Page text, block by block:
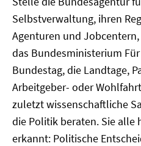
Selbstverwaltung, ihren
Agenturen und
das Bundesministerium
Bundestag, die Landtage,
Arbeitgeber- oder
zuletzt wissenschaftliche
die Politik beraten. Sie alle
erkannt: Politische